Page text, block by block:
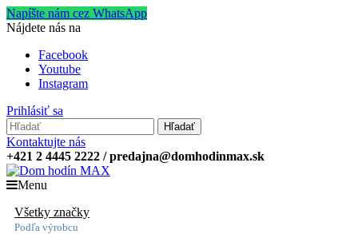
Napíšte nám cez WhatsApp
Nájdete nás na
Facebook
Youtube
Instagram
Prihlásiť sa
Hľadať
Kontaktujte nás
+421 2 4445 2222 / predajna@domhodinmax.sk
Menu
Všetky značky
Podľa výrobcu